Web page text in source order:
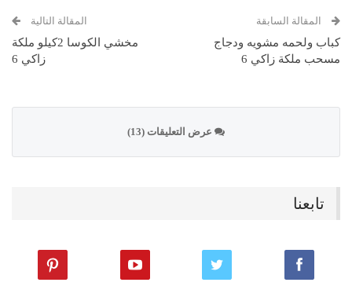
المقالة السابقة
كباب ولحمه مشويه ودجاج
مسحب ملكة زاكي 6
المقالة التالية
مخشي الكوسا 2كيلو ملكة
زاكي 6
عرض التعليقات (13)
تابعنا